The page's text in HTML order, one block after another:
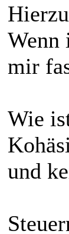
Wenn
mir
Wie
und